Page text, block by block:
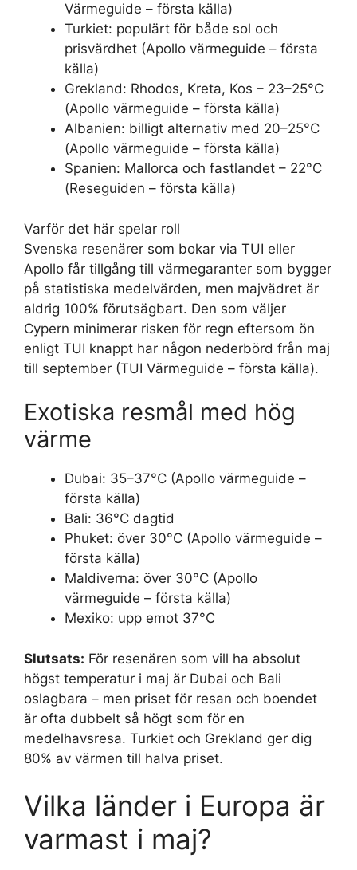
Värmeguide – första källa)
Turkiet: populärt för både sol och
prisvärdhet (Apollo värmeguide – första
källa)
Grekland: Rhodos, Kreta, Kos – 23–25°C
(Apollo värmeguide – första källa)
Albanien: billigt alternativ med 20–25°C
(Apollo värmeguide – första källa)
Spanien: Mallorca och fastlandet – 22°C
(Reseguiden – första källa)
Varför det här spelar roll
Svenska resenärer som bokar via TUI eller
Apollo får tillgång till värmegaranter som bygger
på statistiska medelvärden, men majvädret är
aldrig 100% förutsägbart. Den som väljer
Cypern minimerar risken för regn eftersom ön
enligt TUI knappt har någon nederbörd från maj
till september (TUI Värmeguide – första källa).
Exotiska resmål med hög
värme
Dubai: 35–37°C (Apollo värmeguide –
första källa)
Bali: 36°C dagtid
Phuket: över 30°C (Apollo värmeguide –
första källa)
Maldiverna: över 30°C (Apollo
värmeguide – första källa)
Mexiko: upp emot 37°C
Slutsats: För resenären som vill ha absolut
högst temperatur i maj är Dubai och Bali
oslagbara – men priset för resan och boendet
är ofta dubbelt så högt som för en
medelhavsresa. Turkiet och Grekland ger dig
80% av värmen till halva priset.
Vilka länder i Europa är
varmast i maj?